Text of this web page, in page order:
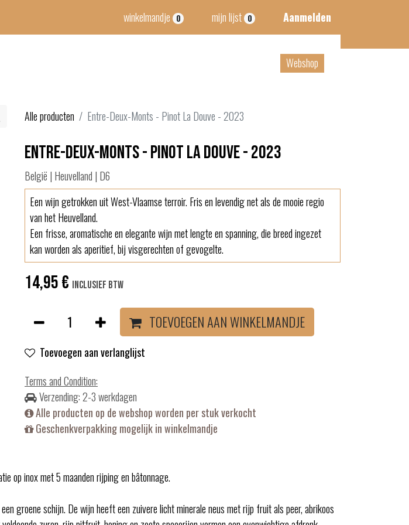
winkelmandje 0 mijn lijst 0 Aanmelden
Webshop
Alle producten Entre-Deux-Monts - Pinot La Douve - 2023
Entre-Deux-Monts - Pinot La Douve - 2023
België | Heuvelland | D6
Een wijn getrokken uit West-Vlaamse terroir. Fris en levendig net als de mooie regio
van het Heuvelland.
Een frisse, aromatische en elegante wijn met lengte en spanning, die breed ingezet
kan worden als aperitief, bij visgerechten of gevogelte.
14,95€ Inclusief btw
TOEVOEGEN AAN WINKELMANDJE
Toevoegen aan verlanglijst
Terms and Condition:
Verzending: 2-3 werkdagen
Alle producten op de webshop worden per stuk verkocht
Geschenkverpakking mogelijk in winkelmandje
op inox met 5 maanden rijping en bâtonnage.
groene schijn. De wijn heeft een zuivere licht minerale neus met rijp fruit als peer, abrikoos